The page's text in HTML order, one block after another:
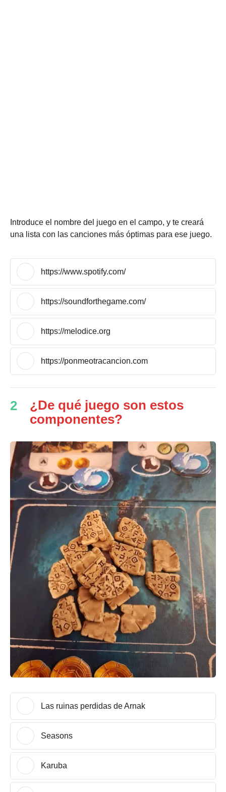
Introduce el nombre del juego en el campo, y te creará
una lista con las canciones más óptimas para ese juego.
https://www.spotify.com/
https://soundforthegame.com/
https://melodice.org
https://ponmeotracancion.com
2
¿De qué juego son estos
componentes?
Las ruinas perdidas de Arnak
Seasons
Karuba